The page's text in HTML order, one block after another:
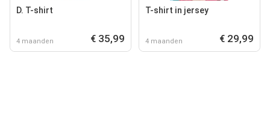
D. T-shirt
4 maanden € 35,99
T-shirt in jersey
4 maanden € 29,99